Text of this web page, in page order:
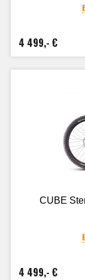
4 499,- €
CUBE
4 499,- €